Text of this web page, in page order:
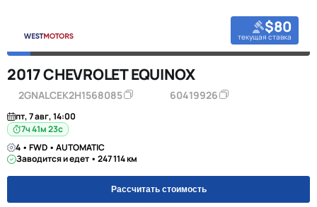
$80
текущая ставка
2017 CHEVROLET EQUINOX
2GNALCEK2H1568085 60419926
пт, 7 авг, 14:00
7ч 41м 23с
4 • FWD • AUTOMATIC
Заводится и едет • 247 114 км
Рассчитать стоимость